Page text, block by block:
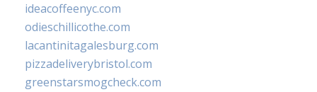
ideacoffeenyc.com
odieschillicothe.com
lacantinitagalesburg.com
pizzadeliverybristol.com
greenstarsmogcheck.com